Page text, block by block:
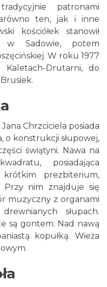
patronami
ten, jak i inne
kościółek stanowił
w Sadowie, potem
W roku 1977
Drutarni, do
Chrzciciela posiada
o konstrukcji słupowej,
świątyni. Nawa na
posiadająca
prezbiterium,
Przy nim znajduje się
muzyczny z organami
słupach.
są gontem. Nad nawą
kopułką. Wieża